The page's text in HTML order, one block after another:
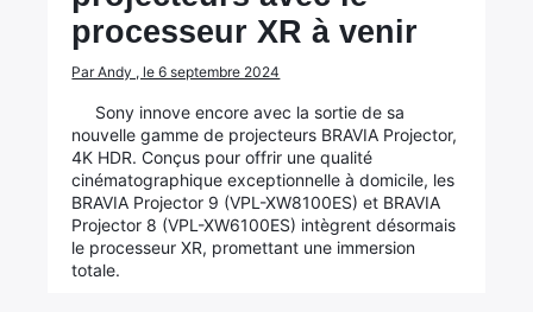
processeur XR à venir
Par Andy , le 6 septembre 2024
Sony innove encore avec la sortie de sa
nouvelle gamme de projecteurs BRAVIA Projector,
4K HDR. Conçus pour offrir une qualité
cinématographique exceptionnelle à domicile, les
BRAVIA Projector 9 (VPL-XW8100ES) et BRAVIA
Projector 8 (VPL-XW6100ES) intègrent désormais
le processeur XR, promettant une immersion
totale.